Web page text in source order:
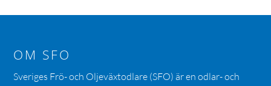
OM SFO
Sveriges Frö- och Oljeväxtodlare (SFO) är en odlar- och